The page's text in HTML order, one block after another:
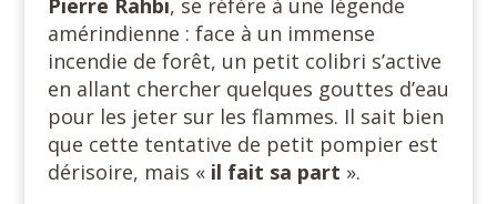
Pierre Rahbi, se réfère à une légende
amérindienne : face à un immense
incendie de forêt, un petit colibri s’active
en allant chercher quelques gouttes d’eau
pour les jeter sur les flammes. Il sait bien
que cette tentative de petit pompier est
dérisoire, mais « il fait sa part ».